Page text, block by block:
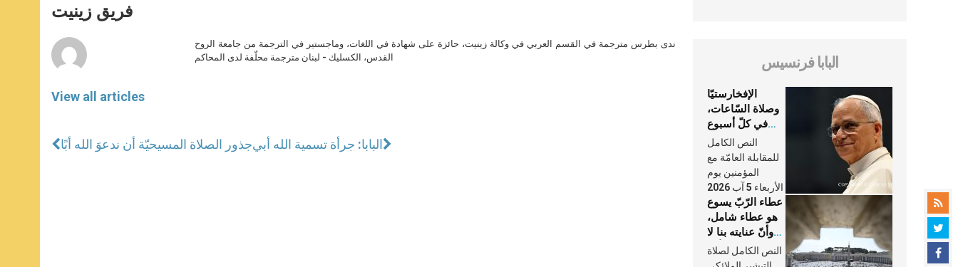
p
p
g
e
o
k
فريق زينيت
View all articles
ندى بطرس مترجمة في القسم العربي في وكالة زينيت، حائزة على شهادة في اللغات، وماجستير في الترجمة من جامعة الروح
القدس، الكسليك - لبنان مترجمة محلّفة لدى المحاكم
جذور الصلاة المسيحيّة أن ندعوَ الله أبًاالبابا: جرأة تسمية الله أبي
البابا فرنسيس
الإفخارستيّا
وصلاة السّاعات،
في كلّ أسبوع
وكلّ يوم، هما
النَّفَس في حياة
الكنيسة
النص الكامل
للمقابلة العامّة مع
المؤمنين يوم
الأربعاء 5 آب 2026
عطاء الرّبّ يسوع
هو عطاء شامل،
وأنّ عنايته بنا لا
تغيب عنّا أبدًا
النص الكامل لصلاة